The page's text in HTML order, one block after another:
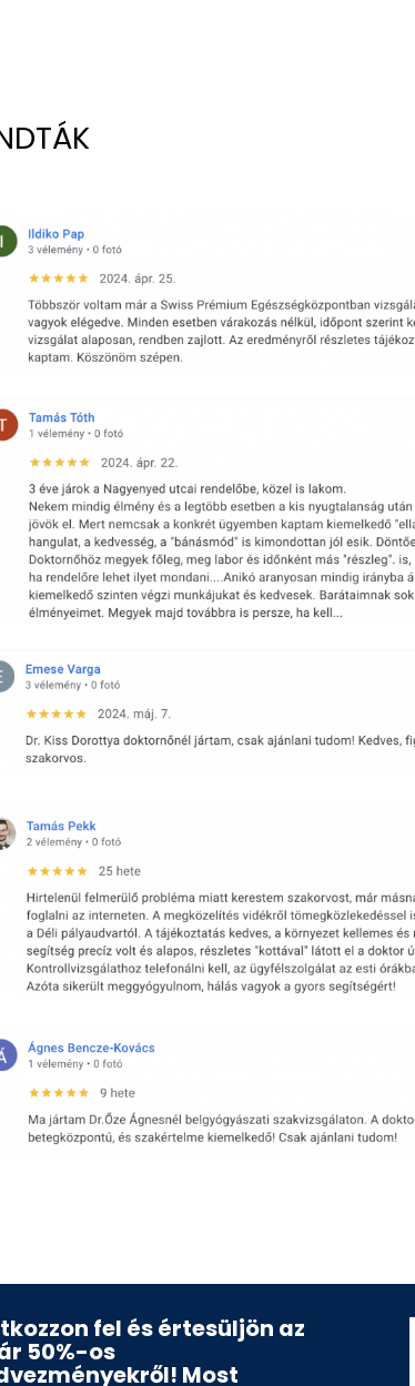
fel és értesüljön az
50%-os
Most